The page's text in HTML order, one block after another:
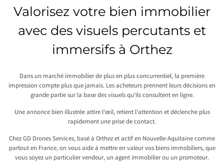
Valorisez votre bien immobilier
avec des visuels percutants et
immersifs à Orthez
Dans un marché immobilier de plus en plus concurrentiel, la première
impression compte plus que jamais. Les acheteurs prennent leurs décisions en
grande partie sur la base des visuels qu’ils consultent en ligne.
Une annonce bien illustrée attire l’œil, retient l’attention et déclenche plus
rapidement une prise de contact.
Chez GD Drones Services, basé à Orthez et actif en Nouvelle-Aquitaine comme
partout en France, on vous aide à mettre en valeur vos biens immobiliers, que
vous soyez un particulier vendeur, un agent immobilier ou un promoteur.